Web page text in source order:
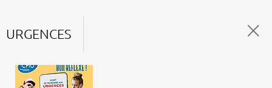
URGENCES